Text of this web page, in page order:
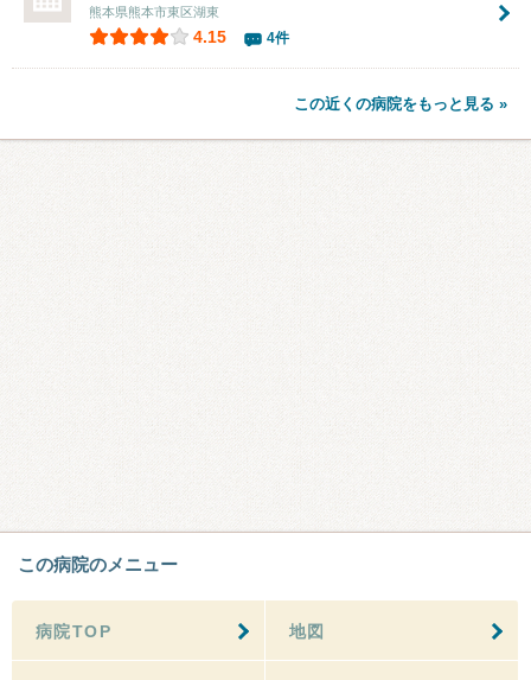
熊本県熊本市東区湖東
4.15 4件
この近くの病院をもっと見る »
この病院のメニュー
病院TOP 地図